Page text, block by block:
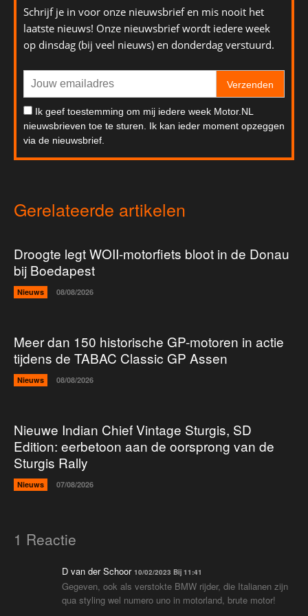
Schrijf je in voor onze nieuwsbrief en mis nooit het
laatste nieuws! Onze nieuwsbrief wordt iedere week
op dinsdag (bij veel nieuws) en donderdag verstuurd.
Verzenden
Ik geef toestemming om mij iedere week Motor.NL
nieuwsbrieven toe te sturen. Ik kan ieder moment opzeggen
via de nieuwsbrief.
Gerelateerde artikelen
Droogte legt WOII-motorfiets bloot in de Donau
bij Boedapest
Nieuws 08/08/2026
Meer dan 150 historische GP-motoren in actie
tijdens de TABAC Classic GP Assen
Nieuws 08/08/2026
Nieuwe Indian Chief Vintage Sturgis, SD
Edition: eerbetoon aan de oorsprong van de
Sturgis Rally
Nieuws 07/08/2026
1 Reactie
D van der Schoor 10/02/2023 Bij 11:41
Gegeven, ook als verstokte BMW rijder, die Italianen zijn
qua styling wel numero uno in motorland, brute motor!